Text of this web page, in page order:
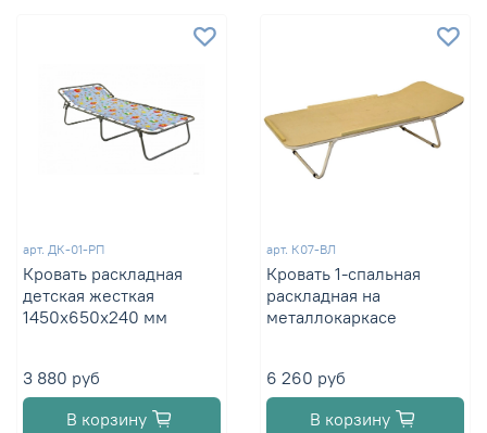
арт. ДК-01-РП
Кровать раскладная
детская жесткая
1450х650х240 мм
3 880 руб
В корзину
арт. К07-ВЛ
Кровать 1-спальная
раскладная на
металлокаркасе
6 260 руб
В корзину